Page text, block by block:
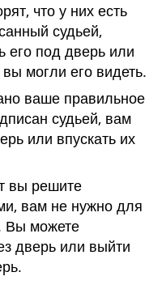
что у них есть
судьей,
его под дверь или
могли его видеть.
ваше правильное
судьей, вам
или впускать их
вы решите
вам не нужно для
Вы можете
дверь или выйти